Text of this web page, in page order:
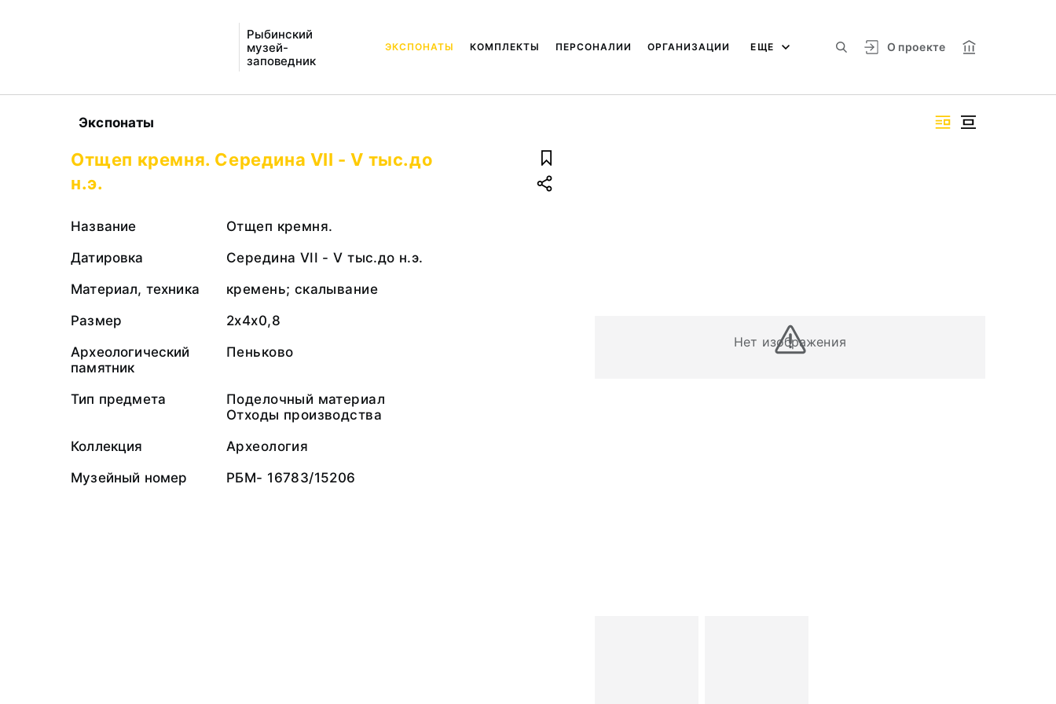
Рыбинский
музей-
заповедник
О проекте
ЭКСПОНАТЫ КОМПЛЕКТЫ ПЕРСОНАЛИИ ОРГАНИЗАЦИИ ЕЩЕ
Экспонаты
Нет изображения
Отщеп кремня. Середина VII - V тыс.до
н.э.
Название
Отщеп кремня.
Датировка
Середина VII - V тыс.до н.э.
Материал, техника
кремень; скалывание
Размер
2х4х0,8
Археологический
памятник
Пеньково
Тип предмета
Поделочный материал
Отходы производства
Коллекция
Археология
Музейный номер
РБМ- 16783/15206